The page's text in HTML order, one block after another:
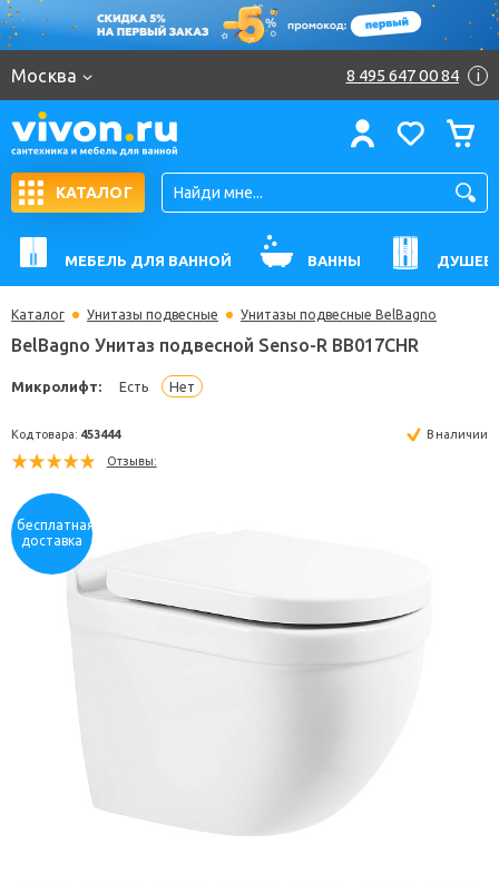
Москва 8 495 647 00 84 i
КАТАЛОГ
МЕБЕЛЬ ДЛЯ ВАННОЙ ВАННЫ
Каталог Унитазы подвесные Унитазы подвесные BelBagno
бесплатная
доставка
BelBagno Унитаз подвесной Senso-R BB017CHR
Микролифт: